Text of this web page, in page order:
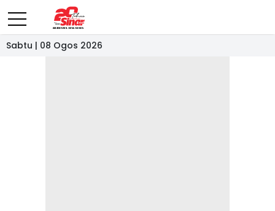
Sabtu | 08 Ogos 2026